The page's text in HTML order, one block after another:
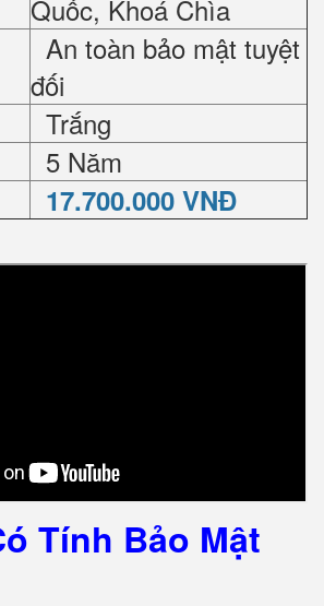
Quốc, Khoá Chìa
An toàn bảo mật tuyệt
đối
Trắng
5 Năm
17.700.000 VNĐ
Tính Bảo Mật